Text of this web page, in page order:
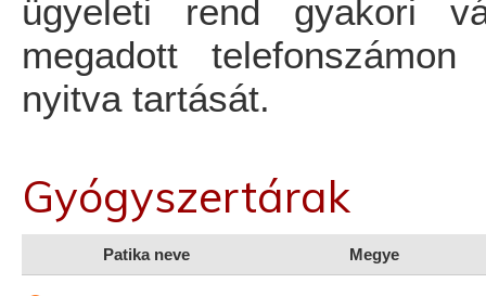
ügyeleti rend gyakori
megadott
nyitva tartását.
Gyógyszertárak
Patika neve Megye